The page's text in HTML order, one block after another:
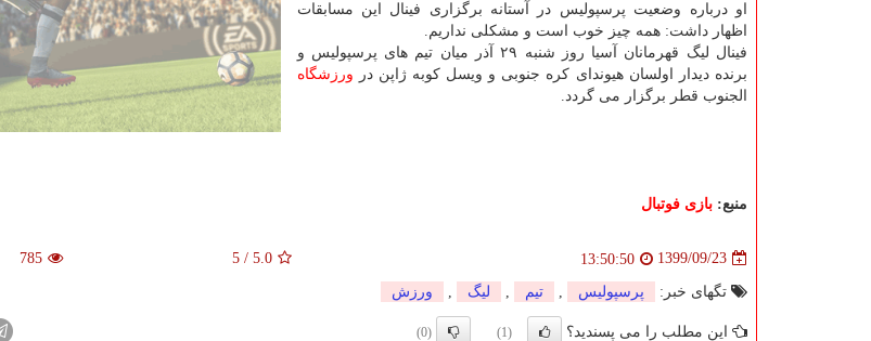
او درباره وضعیت پرسپولیس در آستانه برگزاری فینال این مسابقات
اظهار داشت: همه چیز خوب است و مشکلی نداریم.
فینال لیگ قهرمانان آسیا روز شنبه ۲۹ آذر میان تیم های پرسپولیس و
برنده دیدار اولسان هیوندای کره جنوبی و ویسل کوبه ژاپن در ورزشگاه
الجنوب قطر برگزار می گردد.
منبع: بازی فوتبال
1399/09/23
13:50:50
5.0
/
5
785
تگهای خبر: پرسپولیس تیم لیگ ورزش
این مطلب را می پسندید؟ (1)
(0)